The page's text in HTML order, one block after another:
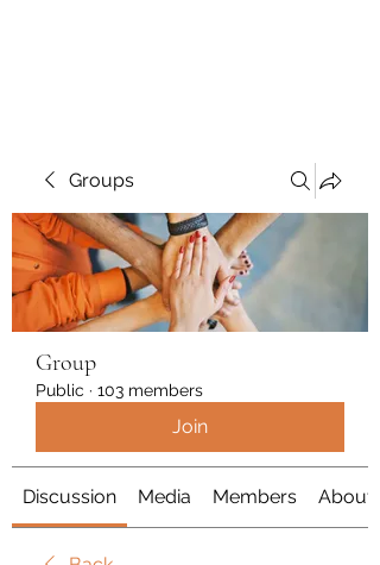
Groups
Group
Public · 103 members
Join
Discussion Media Members About